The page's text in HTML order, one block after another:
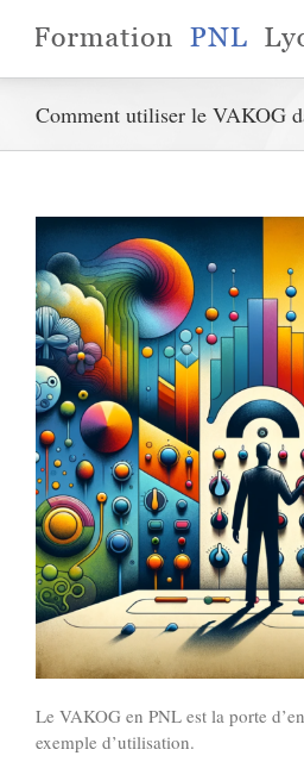
Comment utiliser le VAKOG
Le VAKOG en PNL est la porte
exemple d’utilisation.